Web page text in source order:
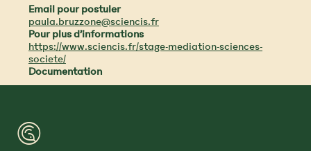
Email pour postuler
paula.bruzzone@sciencis.fr
Pour plus d’informations
https://www.sciencis.fr/stage-mediation-sciences-
societe/
Documentation
™